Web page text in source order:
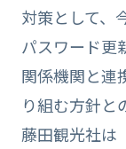
対策として、
パスワード更
関係機関と連
り組む方針と
藤田観光社は